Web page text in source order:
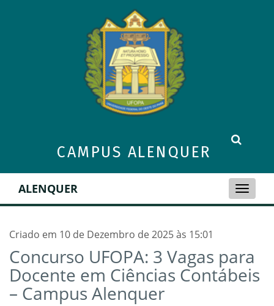
CAMPUS ALENQUER
Toggle
ALENQUER
Criado em 10 de Dezembro de 2025 às 15:01
Concurso UFOPA: 3 Vagas para
Docente em Ciências Contábeis
– Campus Alenquer